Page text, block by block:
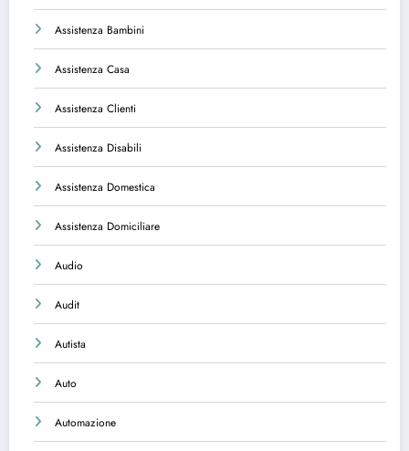
Assistenza Bambini
Assistenza Casa
Assistenza Clienti
Assistenza Disabili
Assistenza Domestica
Assistenza Domiciliare
Audio
Audit
Autista
Auto
Automazione